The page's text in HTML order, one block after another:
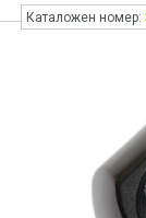
Каталожен номер: